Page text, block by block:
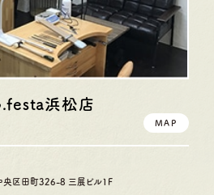
浜松店
MAP
央区田町326-8 三展ビル1F